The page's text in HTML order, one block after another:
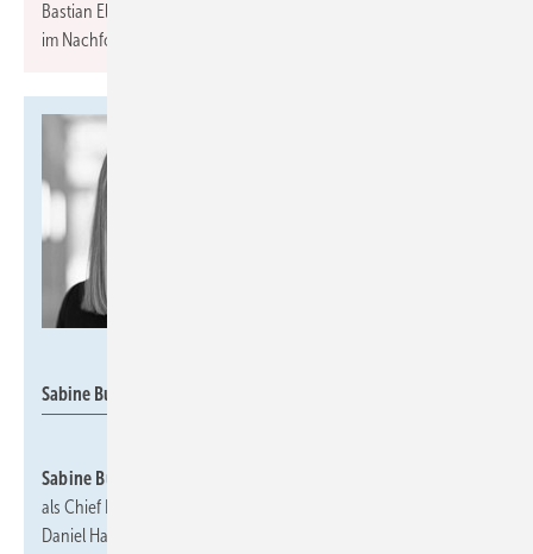
Bastian Elsner. Dieser Schritt markiert einen großen Meilenstein
im Nachfolgeprozess innerhalb des Familienunternehmens.
Sabine Busse
Sabine Busse
als Chief Executive Officer eintreten und dem langjährigen CEO
Daniel Hager nachfolgen, der seinerseits im Dezember 2023 das